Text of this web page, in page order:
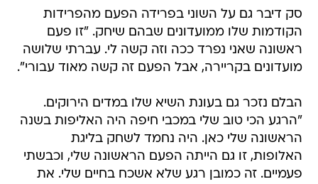
סק דיבר גם על השוני בפרידה הפעם מהפרידות
הקודמות שלו ממועדונים שבהם שיחק. "זו פעם
ראשונה שאני נפרד ככה וזה קשה לי. עברתי שלושה
מועדונים בקריירה, אבל הפעם זה קשה מאוד עבורי".
הבלם נזכר גם בעונת השיא שלו במדים הירוקים.
"הרגע הכי טוב שלי במכבי חיפה היה האליפות בשנה
הראשונה שלי כאן. היה נחמד לשחק בליגת
האלופות, זו גם הייתה הפעם הראשונה שלי, וכבשתי
פעמיים. זה כמובן רגע שלא אשכח בחיים שלי. את